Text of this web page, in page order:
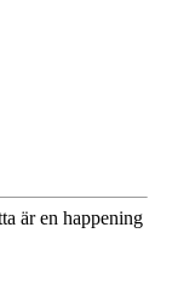
är en happening